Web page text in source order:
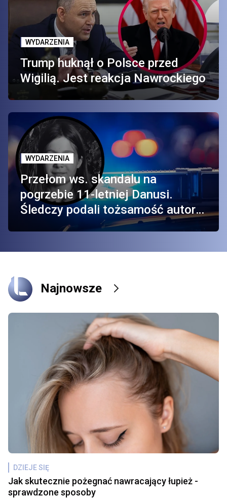
WYDARZENIA
Trump huknął o Polsce przed
Wigilią. Jest reakcja Nawrockiego
WYDARZENIA
Przełom ws. skandalu na
pogrzebie 11-letniej Danusi.
Śledczy podali tożsamość autora
dezinformacji
Najnowsze
DZIEJE SIĘ
Jak skutecznie pożegnać nawracający łupież -
sprawdzone sposoby